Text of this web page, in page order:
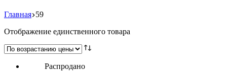
Главная 59
Отображение единственного товара
Распродано